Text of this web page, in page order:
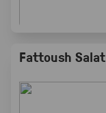
Fattoush Salat